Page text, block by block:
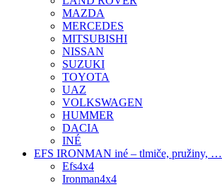
MAZDA
MERCEDES
MITSUBISHI
NISSAN
SUZUKI
TOYOTA
UAZ
VOLKSWAGEN
HUMMER
DACIA
INÉ
EFS IRONMAN iné – tlmiče, pružiny, …
Efs4x4
Ironman4x4